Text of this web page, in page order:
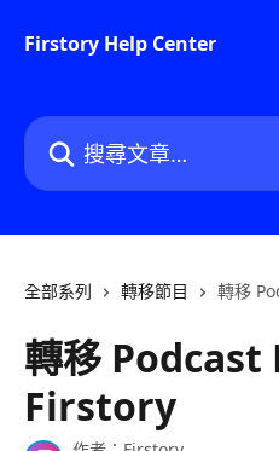
Firstory Help Center
搜尋文章…
全部系列 轉移節目 轉移
轉移
Firstory